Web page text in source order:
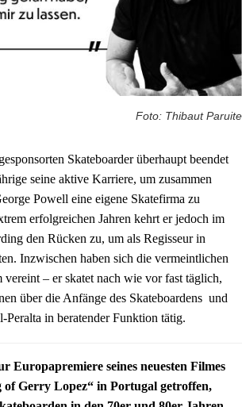
Foto: Thibaut Paruite
Skateboarder überhaupt beendet
seine aktive Karriere, um zusammen
Powell eine eigene Skatefirma zu
erfolgreichen Jahren kehrt er jedoch im
den Rücken zu, um als Regisseur in
Inzwischen haben sich die vermeintlichen
vereint – er skatet nach wie vor fast täglich,
über die Anfänge des Skateboardens und
Peralta in beratender Funktion tätig.
Europapremiere seines neuesten Filmes
of Gerry Lopez“ in Portugal getroffen,